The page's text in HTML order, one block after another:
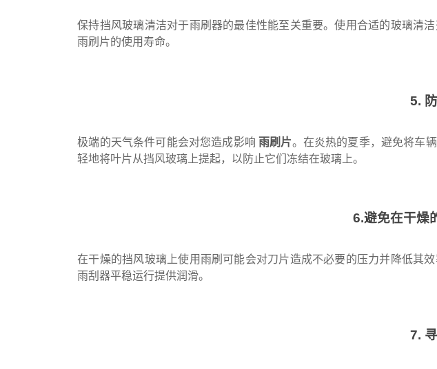
保持挡风玻璃清洁对于雨刷器的最佳性能至关重要。使用合适的玻璃清
雨刷片的使用寿命。
5.
极端的天气条件可能会对您造成影响 雨刷片。在炎热的夏季，避免将车
轻地将叶片从挡风玻璃上提起，以防止它们冻结在玻璃上。
6.避免在干燥
在干燥的挡风玻璃上使用雨刷可能会对刀片造成不必要的压力并降低其
雨刮器平稳运行提供润滑。
7.